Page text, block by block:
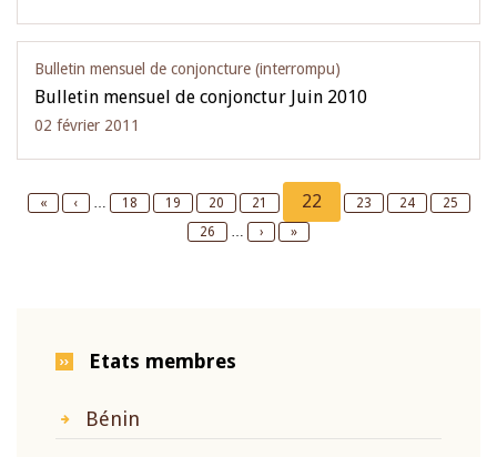
Bulletin mensuel de conjoncture (interrompu)
Bulletin mensuel de conjonctur Juin 2010
02 février 2011
First
«
Previous
‹ … Page
18 Page
19 Page
20 Page
21
Current
page
22 Page
23 Page
24 Page
25
Page
26 …
Next
›
Last
»
Etats membres
Bénin